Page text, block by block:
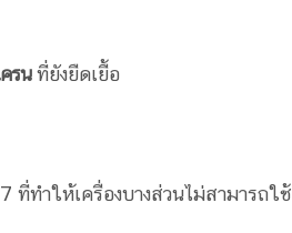
รนที่ยังยืดเยื้อ
ที่ทำให้เครื่องบางส่วนไม่สามารถใช้